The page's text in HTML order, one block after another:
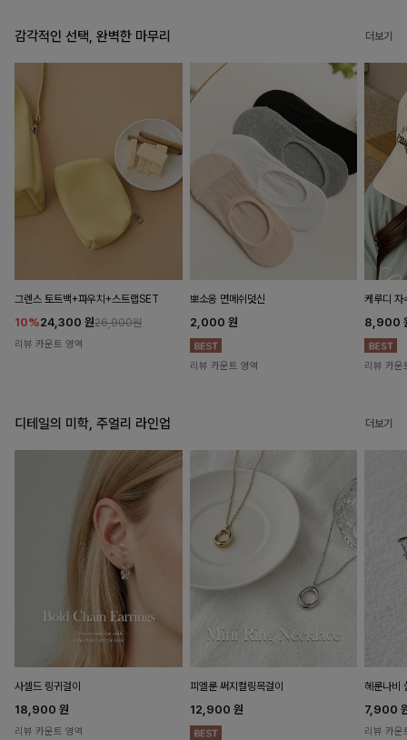
감각적인 선택, 완벽한 마무리 더보기
그렌스 토트백+파우치+스트랩SET
10%24,300 원26,900원
리뷰 카운트 영역
뽀소옹 면메쉬덧신
2,000 원
리뷰 카운트 영역
케루디 자
8,900
리뷰 카운
디테일의 미학, 주얼리 라인업 더보기
사셀드 링귀걸이
18,900 원
리뷰 카운트 영역
피엘룬 써지컬링목걸이
12,900 원
헤룬나비
7,900
리뷰 카운